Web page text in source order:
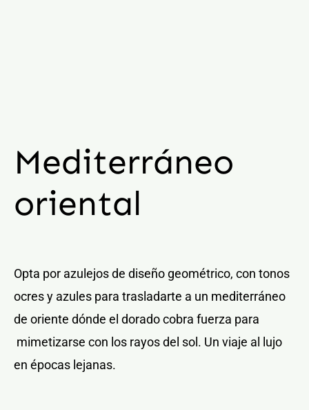
Mediterráneo
oriental
Opta por azulejos de diseño geométrico, con tonos
ocres y azules para trasladarte a un mediterráneo
de oriente dónde el dorado cobra fuerza para
mimetizarse con los rayos del sol. Un viaje al lujo
en épocas lejanas.